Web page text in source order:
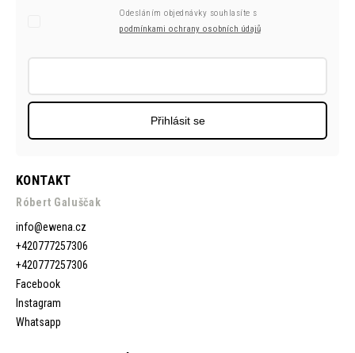
KONTAKT
Róbert Galuščak
info@ewena.cz
+420777257306
+420777257306
Facebook
Instagram
Whatsapp
Odesláním objednávky souhlasíte s
podmínkami ochrany osobních údajů
Přihlásit se